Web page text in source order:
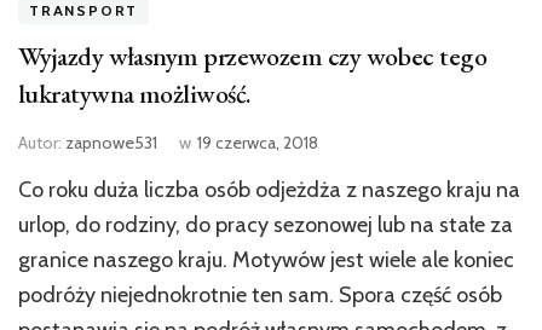
TRANSPORT
Wyjazdy własnym przewozem czy wobec tego
lukratywna możliwość.
Autor: zapnowe531 w 19 czerwca, 2018
Co roku duża liczba osób odjeżdża z naszego kraju na
urlop, do rodziny, do pracy sezonowej lub na stałe za
granice naszego kraju. Motywów jest wiele ale koniec
podróży niejednokrotnie ten sam. Spora część osób